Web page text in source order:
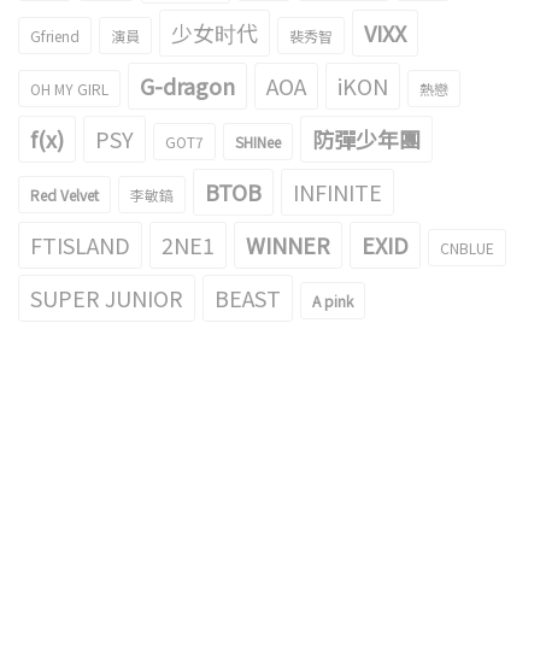
Gfriend 演員 少女时代 裴秀智 VIXX
OH MY GIRL G-dragon AOA iKON 熱戀
f(x) PSY GOT7 SHINee 防彈少年團
Red Velvet 李敏鎬 BTOB
INFINITE
FTISLAND
2NE1 WINNER EXID CNBLUE
SUPER JUNIOR BEAST A pink